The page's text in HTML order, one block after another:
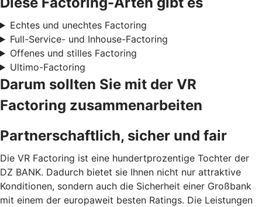
Echtes und unechtes Factoring
Full-Service- und Inhouse-Factoring
Offenes und stilles Factoring
Ultimo-Factoring
Darum sollten Sie mit der VR
Factoring zusammenarbeiten
Partnerschaftlich, sicher und fair
Die VR Factoring ist eine hundertprozentige Tochter der
DZ BANK. Dadurch bietet sie Ihnen nicht nur attraktive
Konditionen, sondern auch die Sicherheit einer Großbank
mit einem der europaweit besten Ratings. Die Leistungen